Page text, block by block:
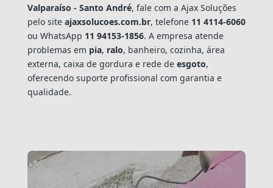
Valparaíso - Santo André, fale com a Ajax Soluções
pelo site ajaxsolucoes.com.br, telefone 11 4114-6060
ou WhatsApp 11 94153-1856. A empresa atende
problemas em pia, ralo, banheiro, cozinha, área
externa, caixa de gordura e rede de esgoto,
oferecendo suporte profissional com garantia e
qualidade.